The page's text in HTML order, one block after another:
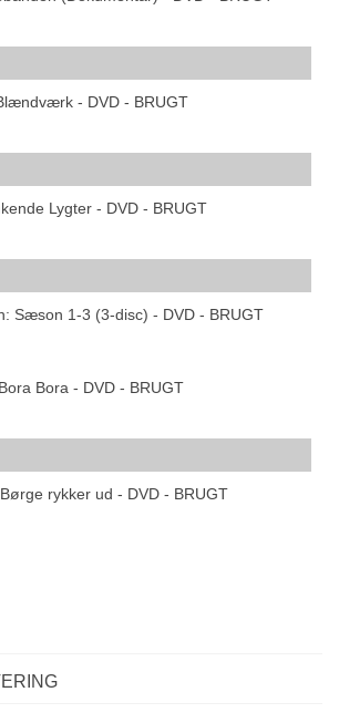
- DVD - BRUGT
Lygter - DVD - BRUGT
Sæson 1-3 (3-disc) - DVD - BRUGT
Bora Bora - DVD - BRUGT
rykker ud - DVD - BRUGT